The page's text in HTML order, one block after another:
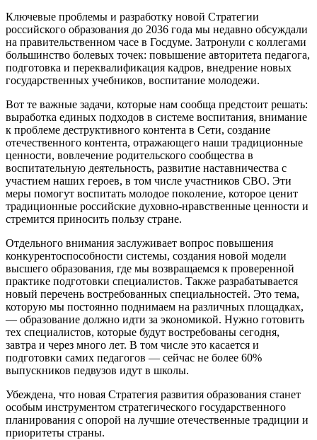
Ключевые проблемы и разработку новой Стратегии
российского образования до 2036 года мы недавно обсуждали
на правительственном часе в Госдуме. Затронули с коллегами
большинство болевых точек: повышение авторитета педагога,
подготовка и переквалификация кадров, внедрение новых
государственных учебников, воспитание молодежи.
Вот те важные задачи, которые нам сообща предстоит решать:
выработка единых подходов в системе воспитания, внимание
к проблеме деструктивного контента в Сети, создание
отечественного контента, отражающего наши традиционные
ценности, вовлечение родительского сообщества в
воспитательную деятельность, развитие наставничества с
участием наших героев, в том числе участников СВО. Эти
меры помогут воспитать молодое поколение, которое ценит
традиционные российские духовно-нравственные ценности и
стремится приносить пользу стране.
Отдельного внимания заслуживает вопрос повышения
конкурентоспособности системы, создания новой модели
высшего образования, где мы возвращаемся к проверенной
практике подготовки специалистов. Также разрабатывается
новый перечень востребованных специальностей. Это тема,
которую мы постоянно поднимаем на различных площадках,
— образование должно идти за экономикой. Нужно готовить
тех специалистов, которые будут востребованы сегодня,
завтра и через много лет. В том числе это касается и
подготовки самих педагогов — сейчас не более 60%
выпускников педвузов идут в школы.
Убеждена, что новая Стратегия развития образования станет
особым инструментом стратегического государственного
планирования с опорой на лучшие отечественные традиции и
приоритеты страны.